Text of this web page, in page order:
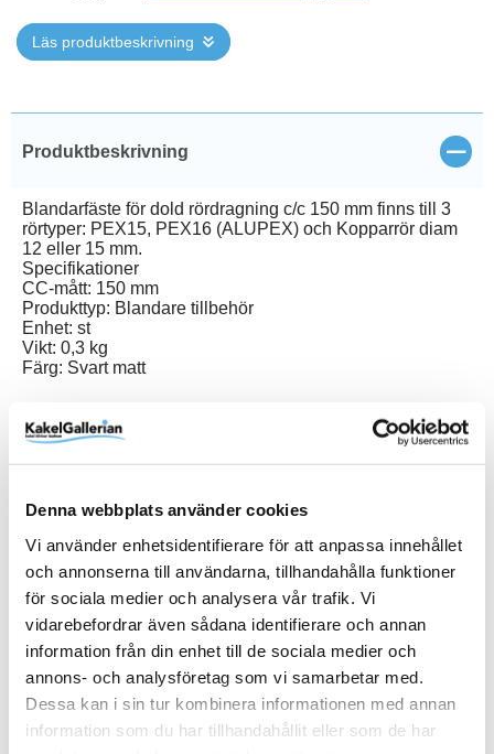
Denna webbplats använder cookies
Vi använder enhetsidentifierare för att anpassa innehållet
och annonserna till användarna, tillhandahålla funktioner
för sociala medier och analysera vår trafik. Vi
vidarebefordrar även sådana identifierare och annan
information från din enhet till de sociala medier och
annons- och analysföretag som vi samarbetar med.
Dessa kan i sin tur kombinera informationen med annan
information som du har tillhandahållit eller som de har
Läs produktbeskrivning
Produktbeskrivning Stäng
Blandarfäste för dold rördragning c/c 150 mm finns till 3
rörtyper: PEX15, PEX16 (ALUPEX) och Kopparrör diam
12 eller 15 mm.
Specifikationer
CC-mått: 150 mm
Produkttyp: Blandare tillbehör
Enhet: st
Vikt: 0,3 kg
Färg: Svart matt
Art.Nr 07326NYP15-SV
Färg Svart matt
Varumärke Duschbyggarna
SKU / artikelnummer: 07326NYP15-SV-DB